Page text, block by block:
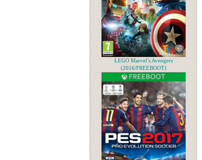
LEGO Marvel’s Avengers
(2016/FREEBOOT)